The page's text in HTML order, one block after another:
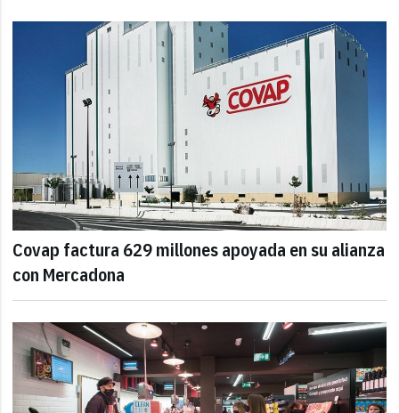
Covap factura 629 millones apoyada en su alianza
con Mercadona